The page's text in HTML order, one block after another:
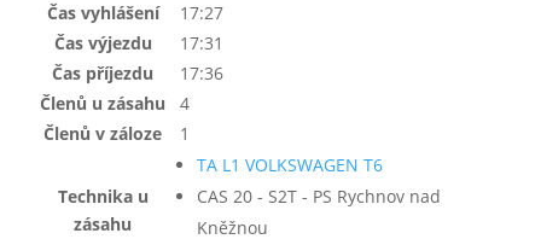
Čas vyhlášení
17:27
Čas výjezdu
17:31
Čas příjezdu
17:36
Členů u zásahu
4
Členů v záloze
1
Technika u
zásahu
TA L1 VOLKSWAGEN T6
CAS 20 - S2T - PS Rychnov nad
Kněžnou